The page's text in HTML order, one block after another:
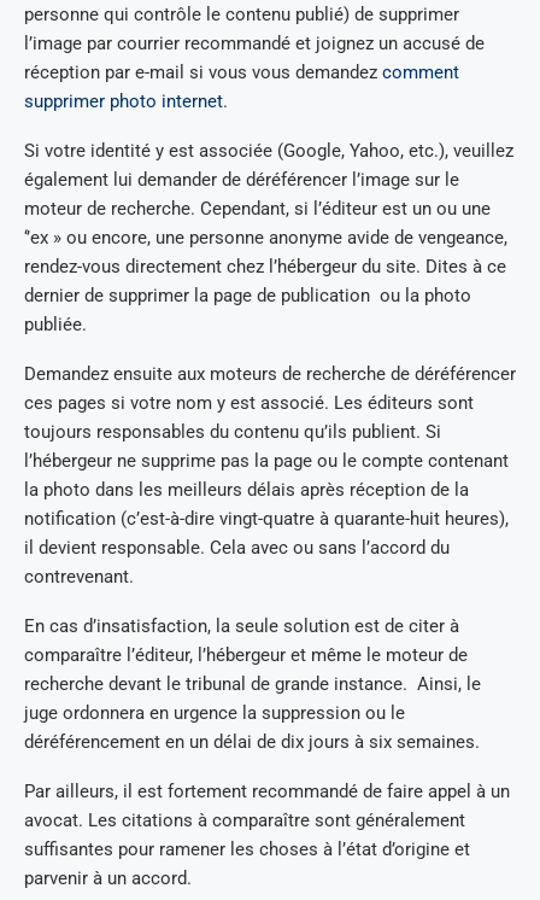
personne qui contrôle le contenu publié) de supprimer
l’image par courrier recommandé et joignez un accusé de
réception par e-mail si vous vous demandez comment
supprimer photo internet.
Si votre identité y est associée (Google, Yahoo, etc.), veuillez
également lui demander de déréférencer l’image sur le
moteur de recherche. Cependant, si l’éditeur est un ou une
‘’ex » ou encore, une personne anonyme avide de vengeance,
rendez-vous directement chez l’hébergeur du site. Dites à ce
dernier de supprimer la page de publication ou la photo
publiée.
Demandez ensuite aux moteurs de recherche de déréférencer
ces pages si votre nom y est associé. Les éditeurs sont
toujours responsables du contenu qu’ils publient. Si
l’hébergeur ne supprime pas la page ou le compte contenant
la photo dans les meilleurs délais après réception de la
notification (c’est-à-dire vingt-quatre à quarante-huit heures),
il devient responsable. Cela avec ou sans l’accord du
contrevenant.
En cas d’insatisfaction, la seule solution est de citer à
comparaître l’éditeur, l’hébergeur et même le moteur de
recherche devant le tribunal de grande instance. Ainsi, le
juge ordonnera en urgence la suppression ou le
déréférencement en un délai de dix jours à six semaines.
Par ailleurs, il est fortement recommandé de faire appel à un
avocat. Les citations à comparaître sont généralement
suffisantes pour ramener les choses à l’état d’origine et
parvenir à un accord.